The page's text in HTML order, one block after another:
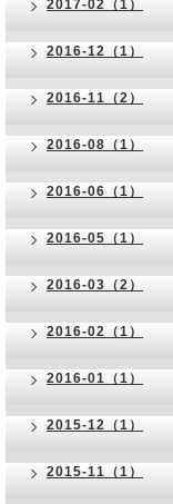
2017-02（1）
2016-12（1）
2016-11（2）
2016-08（1）
2016-06（1）
2016-05（1）
2016-03（2）
2016-02（1）
2016-01（1）
2015-12（1）
2015-11（1）